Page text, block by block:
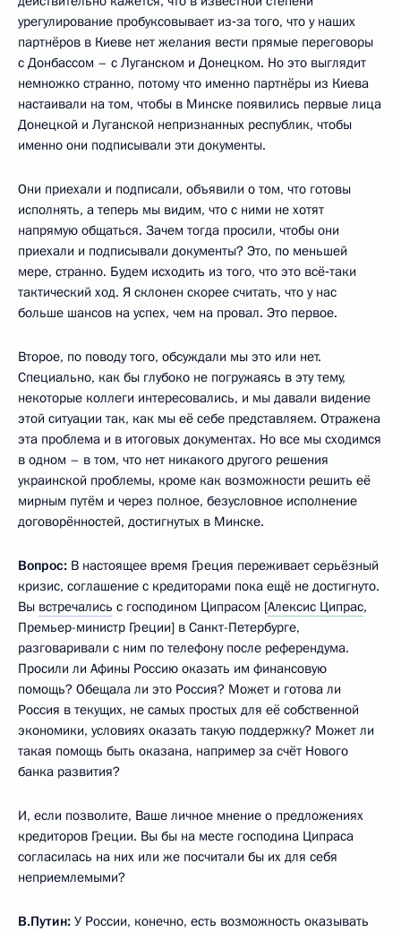
урегулирование пробуксовывает из‑за того, что у наших
партнёров в Киеве нет желания вести прямые переговоры
с Донбассом – с Луганском и Донецком. Но это выглядит
немножко странно, потому что именно партнёры из Киева
настаивали на том, чтобы в Минске появились первые лица
Донецкой и Луганской непризнанных республик, чтобы
именно они подписывали эти документы.
Они приехали и подписали, объявили о том, что готовы
исполнять, а теперь мы видим, что с ними не хотят
напрямую общаться. Зачем тогда просили, чтобы они
приехали и подписывали документы? Это, по меньшей
мере, странно. Будем исходить из того, что это всё‑таки
тактический ход. Я склонен скорее считать, что у нас
больше шансов на успех, чем на провал. Это первое.
Второе, по поводу того, обсуждали мы это или нет.
Специально, как бы глубоко не погружаясь в эту тему,
некоторые коллеги интересовались, и мы давали видение
этой ситуации так, как мы её себе представляем. Отражена
эта проблема и в итоговых документах. Но все мы сходимся
в одном – в том, что нет никакого другого решения
украинской проблемы, кроме как возможности решить её
мирным путём и через полное, безусловное исполнение
договорённостей, достигнутых в Минске.
Вопрос: В настоящее время Греция переживает серьёзный
кризис, соглашение с кредиторами пока ещё не достигнуто.
Вы встречались с господином Ципрасом [Алексис Ципрас,
Премьер-министр Греции] в Санкт-Петербурге,
разговаривали с ним по телефону после референдума.
Просили ли Афины Россию оказать им финансовую
помощь? Обещала ли это Россия? Может и готова ли
Россия в текущих, не самых простых для её собственной
экономики, условиях оказать такую поддержку? Может ли
такая помощь быть оказана, например за счёт Нового
банка развития?
И, если позволите, Ваше личное мнение о предложениях
кредиторов Греции. Вы бы на месте господина Ципраса
согласилась на них или же посчитали бы их для себя
неприемлемыми?
В.Путин: У России, конечно, есть возможность оказывать